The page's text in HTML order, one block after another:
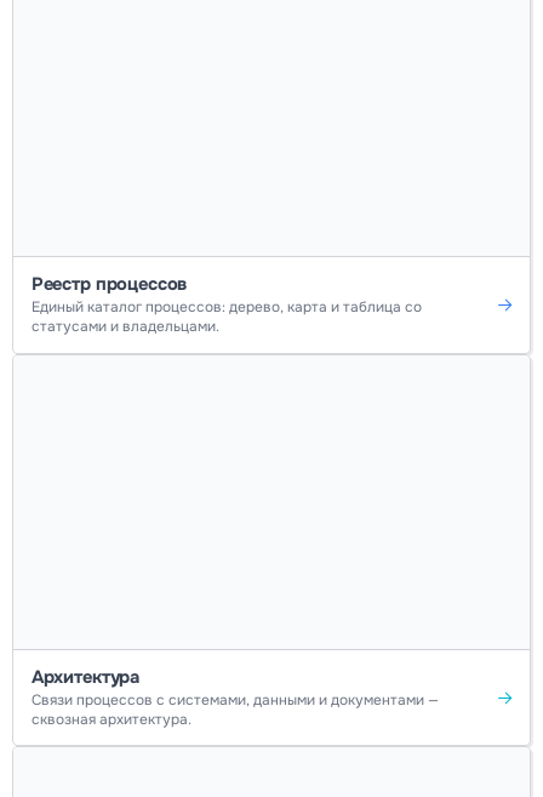
Реестр процессов
Единый каталог процессов: дерево, карта и таблица со
статусами и владельцами.
Архитектура
Связи процессов с системами, данными и документами —
сквозная архитектура.